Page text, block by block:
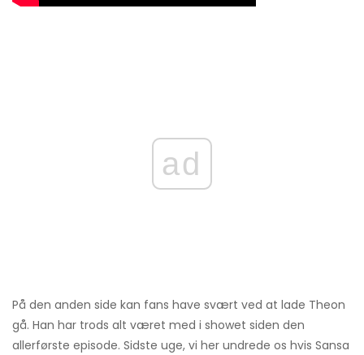
ad
På den anden side kan fans have svært ved at lade Theon
gå. Han har trods alt været med i showet siden den
allerførste episode. Sidste uge, vi her undrede os hvis Sansa